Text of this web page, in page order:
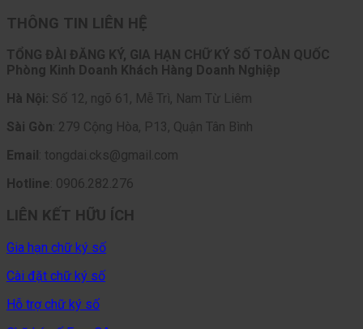
THÔNG TIN LIÊN HỆ
TỔNG ĐÀI ĐĂNG KÝ, GIA HẠN CHỮ KÝ SỐ TOÀN QUỐC
Phòng Kinh Doanh Khách Hàng Doanh Nghiệp
Hà Nội: Số 12, ngõ 61, Mễ Trì, Nam Từ Liêm
Sài Gòn: 279 Cộng Hòa, P13, Quận Tân Bình
Email : tongdai.cks@gmail.com
Hotline: 0906.282.276
LIÊN KẾT HỮU ÍCH
Gia hạn chữ ký số
Cài đặt chữ ký số
Hỗ trợ chữ ký số